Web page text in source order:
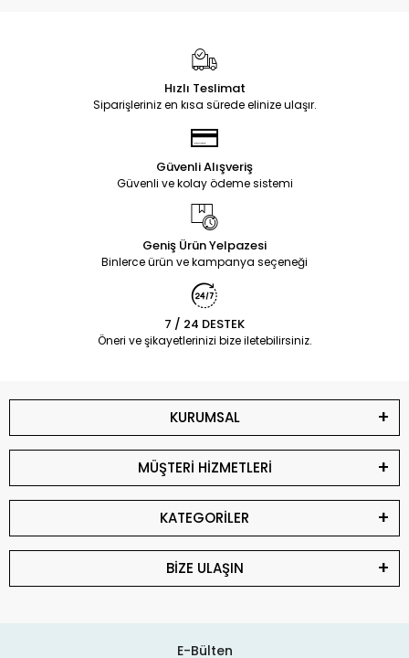
Hızlı Teslimat
Siparişleriniz en kısa sürede elinize ulaşır.
Güvenli Alışveriş
Güvenli ve kolay ödeme sistemi
Geniş Ürün Yelpazesi
Binlerce ürün ve kampanya seçeneği
7 / 24 DESTEK
Öneri ve şikayetlerinizi bize iletebilirsiniz.
KURUMSAL
MÜŞTERİ HİZMETLERİ
KATEGORİLER
BİZE ULAŞIN
E-Bülten